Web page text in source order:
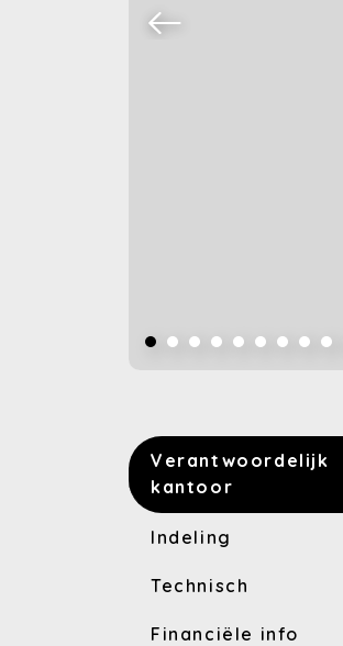
Verantwoordelijk
kantoor
Indeling
Technisch
Financiële info